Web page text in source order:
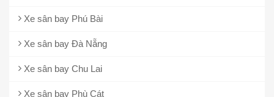
Xe sân bay Phú Bài
Xe sân bay Đà Nẵng
Xe sân bay Chu Lai
Xe sân bay Phù Cát